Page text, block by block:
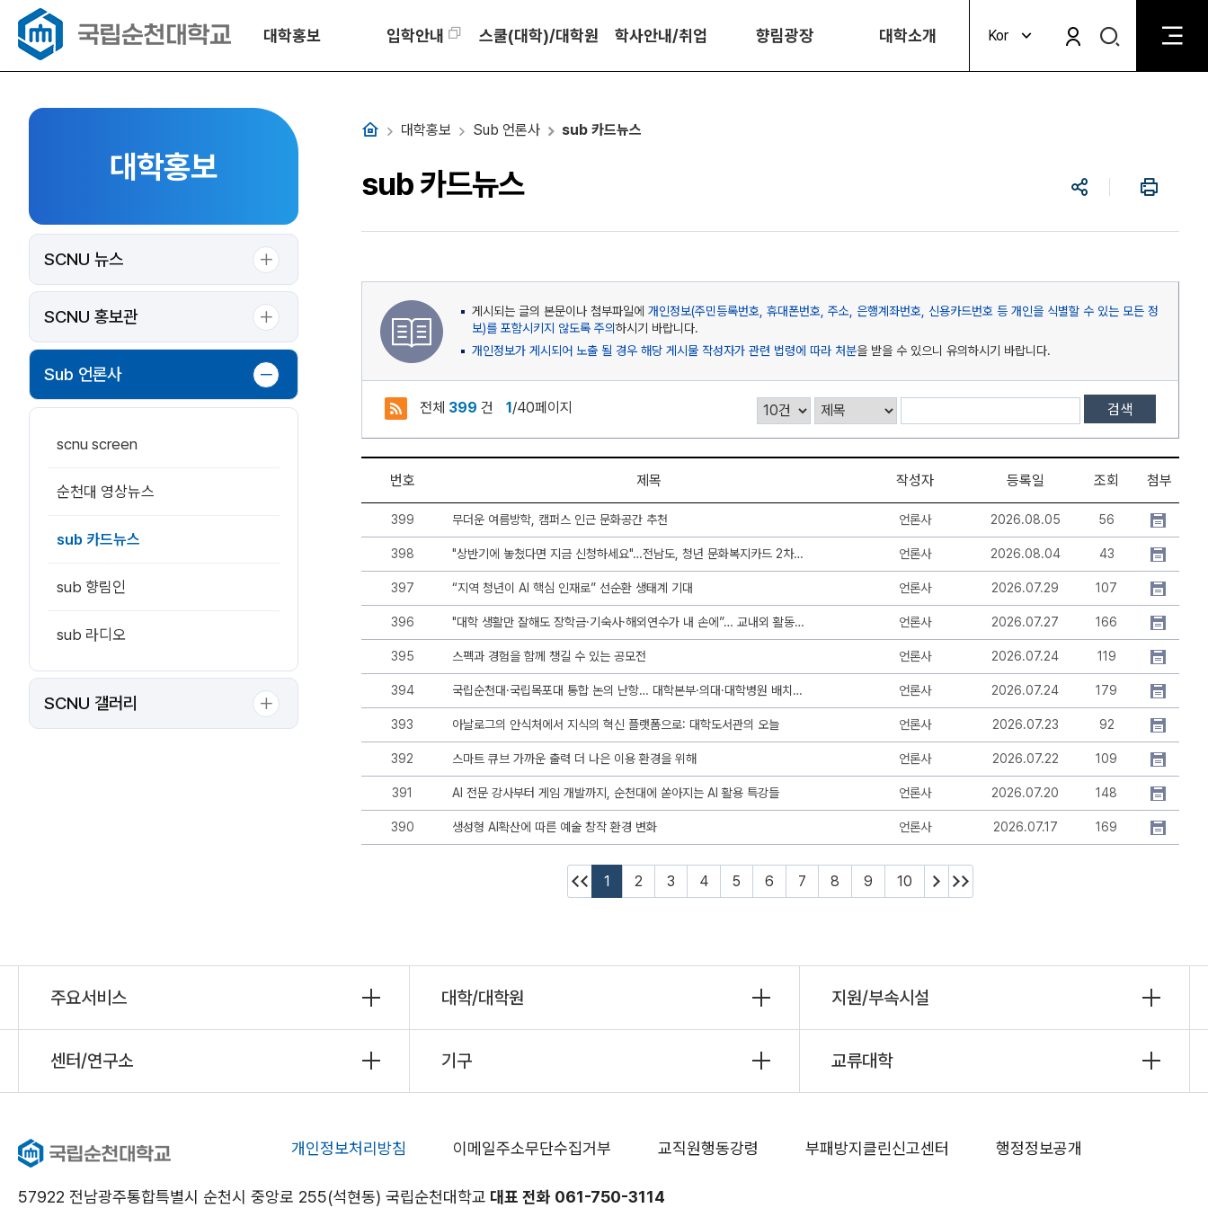
대학홍보 입학안내 스쿨(대학)/대학원 학사안내/취업 향림광장 대학소개 Kor
검
비
대학홍보
SCNU 뉴스
SCNU 홍보관
Sub 언론사
scnu screen
순천대 영상뉴스
sub 카드뉴스
sub 향림인
sub 라디오
SCNU 갤러리
홈 대학홍보 Sub 언론사 sub 카드뉴스
sub 카드뉴스
공
인
쇄
게시되는 글의 본문이나 첨부파일에 개인정보(주민등록번호, 휴대폰번호, 주소, 은행계좌번호, 신용카드번호 등 개인을 식별할 수 있는 모든 정
보)를 포함시키지 않도록 주의하시기 바랍니다.
개인정보가 게시되어 노출 될 경우 해당 게시물 작성자가 관련 법령에 따라 처분을 받을 수 있으니 유의하시기 바랍니다.
전체 399 건 1/40페이지 검색
성
번호 제목 작성자 등록일 조회 첨부
399 무더운 여름방학, 캠퍼스 인근 문화공간 추천 언론사 2026.08.05 56
398 "상반기에 놓쳤다면 지금 신청하세요"…전남도, 청년 문화복지카드 2차 모집 언론사 2026.08.04 43
397 “지역 청년이 AI 핵심 인재로” 선순환 생태계 기대 언론사 2026.07.29 107
396 "대학 생활만 잘해도 장학금·기숙사·해외연수가 내 손에”… 교내외 활동 정량적 역량 관리 시스템 ‘눈길’ 언론사 2026.07.27 166
395 스펙과 경험을 함께 챙길 수 있는 공모전 언론사 2026.07.24 119
394 국립순천대·국립목포대 통합 논의 난항… 대학본부·의대·대학병원 배치 두고 이견 언론사 2026.07.24 179
393 아날로그의 안식처에서 지식의 혁신 플랫폼으로: 대학도서관의 오늘 언론사 2026.07.23 92
392 스마트 큐브 가까운 출력 더 나은 이용 환경을 위해 언론사 2026.07.22 109
391 AI 전문 강사부터 게임 개발까지, 순천대에 쏟아지는 AI 활용 특강들 언론사 2026.07.20 148
390 생성형 AI확산에 따른 예술 창작 환경 변화 언론사 2026.07.17 169
1 2 3 4 5 6 7 8 9 10
주요서비스 대학/대학원 지원/부속시설
센터/연구소 기구 교류대학
개인정보처리방침 이메일주소무단수집거부 교직원행동강령 부패방지클린신고센터 행정정보공개
57922 전남광주통합특별시 순천시 중앙로 255(석현동) 국립순천대학교 대표 전화 061-750-3114